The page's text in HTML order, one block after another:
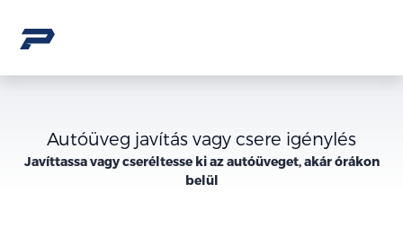
Autóüveg javítás vagy csere igénylés
Javíttassa vagy cseréltesse ki az autóüveget, akár órákon
belül